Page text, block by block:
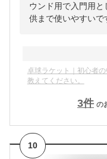
ウンド用で入門用
供まで使いやすいで
卓球ラケット｜初心者
教えてください。
3件 の
10